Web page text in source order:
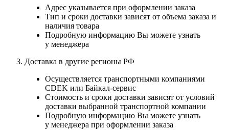
Адрес указывается при оформлении заказа
Тип и сроки доставки зависят от объема заказа и
наличия товара
Подробную информацию Вы можете узнать
у менеджера
Доставка в другие регионы РФ
Осуществляется транспортными компаниями
CDEK или Байкал-сервис
Стоимость и сроки доставки зависят от условий
доставки выбранной транспортной компании
Подробную информацию Вы можете узнать
у менеджера при оформлении заказа